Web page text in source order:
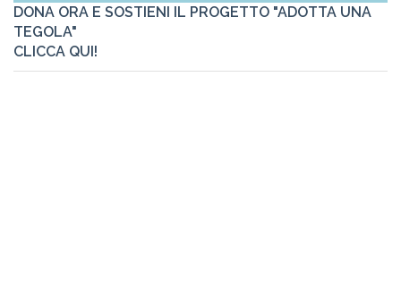
DONA ORA E SOSTIENI IL PROGETTO "ADOTTA UNA
TEGOLA"
CLICCA QUI!